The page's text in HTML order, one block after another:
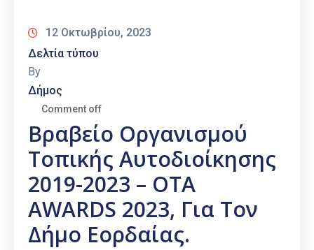
12 Οκτωβρίου, 2023
Δελτία τύπου
By
Δήμος
Comment off
Βραβείο Οργανισμού
Τοπικής Αυτοδιοίκησης
2019-2023 – OTA
AWARDS 2023, Για Τον
Δήμο Εορδαίας.